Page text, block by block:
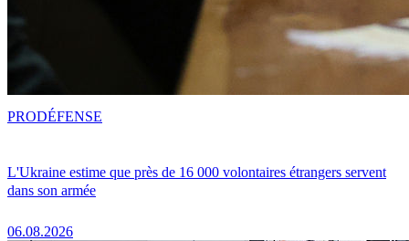
L'Ukraine estime que près de 16 000 volontaires étrangers servent
dans son armée
06.08.2026
PRODÉFENSE